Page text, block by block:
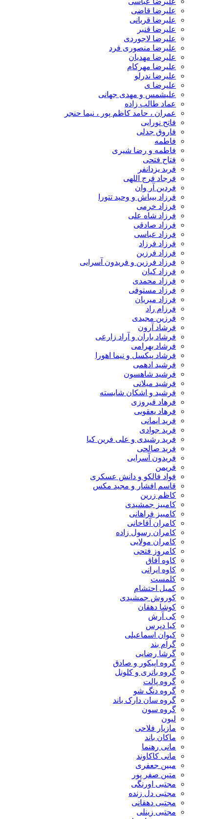
علیرضا قاضی
علیرضا قربانی
علیرضا قنبر
علیرضا لاجوردی
علیرضا منصوری فرد
علیرضا مهدیان
علیرضا مهرکام
علیرضا ندرلو
علیرضا ی
علیشمس و مهدی جهانی
عماد طالب زاده
عمران ، حامد کاظم پور ، نیما حنجر
فاتح نورایی
فاروق جدلی
فاطمه
فاطمه و رضا شیری
فتاح فتحی
فربد یزدانفر
فرجاد فرج اللهی
فردین آر وان
فرزاد بیباش و وحید تتورا
فرزاد خرمی
فرزاد شاه علی
فرزاد صادقی
فرزاد عباسی
فرزاد فرزاد
فرزاد فرزین
فرزاد فرزین و فریدون آسرایی
فرزاد کیان
فرزاد محمدی
فرزاد مستوفی
فرزاد میریان
فرزام راد
فرزین مجیدی
فرشاد آرون
فرشاد باران و آراد زارعی
فرشاد بهرامی
فرشاد پیکسل و نیما اهورا
فرشید ادهمی
فرشید شاهسون
فرشید میلانی
فرشید و اشکان شایسته
فرهاد فیروزی
فرهاد یعقوبی
فرید ایمانی
فرید جوادی
فرید رشیدی و علی فرین کیا
فرید صالحی
فریدون آسرایی
فریمن
فواد فالکو و دانش عسکری
قاسم افشار و مجید مکس
کاظم زرین
کامبیز جمشیدی
کامبیز فراهانی
کامران آقاخانی
کامران رسول زاده
کامران مولایی
کامروز فتحی
کاوه آفاق
کاوه ایرانی
کلمست
کمیل احتشام
کوروش جمشیدی
کوشا دهقان
کی آرش
کیا دپرس
کیوان اسماعیلی
گرام بند
گرشا رضایی
گروه اپیکور و صادق
گروه باتری و کلونل
گروه پالت
گروه دنگ شو
گروه سان دارک باند
گروه سون
لیون
مازیار فلاحی
ماکان باند
مانی رهنما
مانی کاکاوند
مبین جعفری
متین صفر پور
مجتبی اورنگی
مجتبی دل زنده
مجتبی دهقانی
مجتبی زینلی